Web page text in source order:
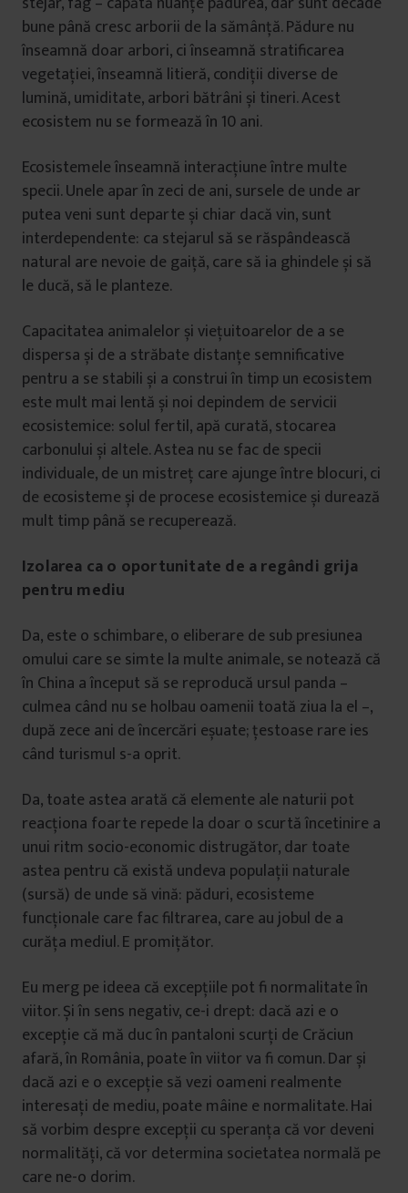
bune până cresc arborii de la sămânță. Pădure nu
înseamnă doar arbori, ci înseamnă stratificarea
vegetației, înseamnă litieră, condiții diverse de
lumină, umiditate, arbori bătrâni și tineri. Acest
ecosistem nu se formează în 10 ani.
Ecosistemele înseamnă interacțiune între multe
specii. Unele apar în zeci de ani, sursele de unde ar
putea veni sunt departe și chiar dacă vin, sunt
interdependente: ca stejarul să se răspândească
natural are nevoie de gaiță, care să ia ghindele și să
le ducă, să le planteze.
Capacitatea animalelor și viețuitoarelor de a se
dispersa și de a străbate distanțe semnificative
pentru a se stabili și a construi în timp un ecosistem
este mult mai lentă și noi depindem de servicii
ecosistemice: solul fertil, apă curată, stocarea
carbonului și altele. Astea nu se fac de specii
individuale, de un mistreț care ajunge între blocuri, ci
de ecosisteme și de procese ecosistemice și durează
mult timp până se recuperează.
Izolarea ca o oportunitate de a regândi grija
pentru mediu
Da, este o schimbare, o eliberare de sub presiunea
omului care se simte la multe animale, se notează că
în China a început să se reproducă ursul panda –
culmea când nu se holbau oamenii toată ziua la el –,
după zece ani de încercări eșuate; țestoase rare ies
când turismul s-a oprit.
Da, toate astea arată că elemente ale naturii pot
reacționa foarte repede la doar o scurtă încetinire a
unui ritm socio-economic distrugător, dar toate
astea pentru că există undeva populații naturale
(sursă) de unde să vină: păduri, ecosisteme
funcționale care fac filtrarea, care au jobul de a
curăța mediul. E promițător.
Eu merg pe ideea că excepțiile pot fi normalitate în
viitor. Și în sens negativ, ce-i drept: dacă azi e o
excepție că mă duc în pantaloni scurți de Crăciun
afară, în România, poate în viitor va fi comun. Dar și
dacă azi e o excepție să vezi oameni realmente
interesați de mediu, poate mâine e normalitate. Hai
să vorbim despre excepții cu speranța că vor deveni
normalități, că vor determina societatea normală pe
care ne-o dorim.